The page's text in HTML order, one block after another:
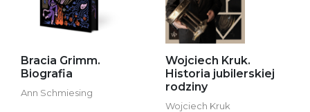
Bracia Grimm.
Biografia
Ann Schmiesing
Wojciech Kruk.
Historia jubilerskiej
rodziny
Wojciech Kruk